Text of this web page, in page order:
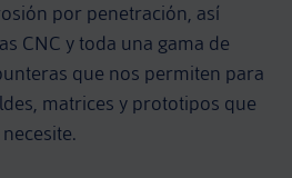
por penetración, así
CNC y toda una gama de
que nos permiten para
matrices y prototipos que